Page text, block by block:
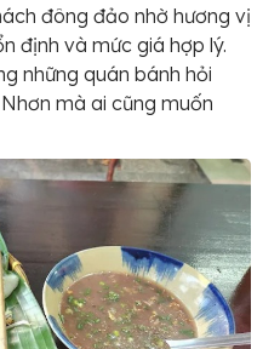
đông đảo nhờ hương vị
định và mức giá hợp lý.
những quán bánh hỏi
mà ai cũng muốn